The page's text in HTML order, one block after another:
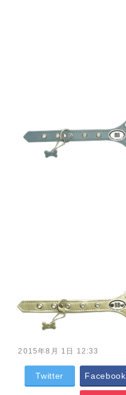
2015年8月 1日 12:33
Twitter Facebook